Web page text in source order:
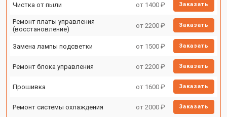
Чистка от пыли от 1400 ₽ Заказать
Ремонт платы управления
(восстановление)
от 2200 ₽ Заказать
Замена лампы подсветки от 1500 ₽ Заказать
Ремонт блока управления от 2200 ₽ Заказать
Прошивка от 1600 ₽ Заказать
Ремонт системы охлаждения от 2000 ₽ Заказать